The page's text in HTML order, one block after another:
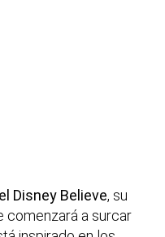
Disney Believe, su
comenzará a surcar